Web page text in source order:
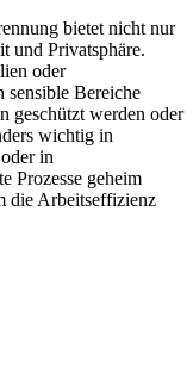
bietet nicht nur
und Privatsphäre.
oder
sensible Bereiche
geschützt werden oder
wichtig in
in
Prozesse geheim
die Arbeitseffizienz